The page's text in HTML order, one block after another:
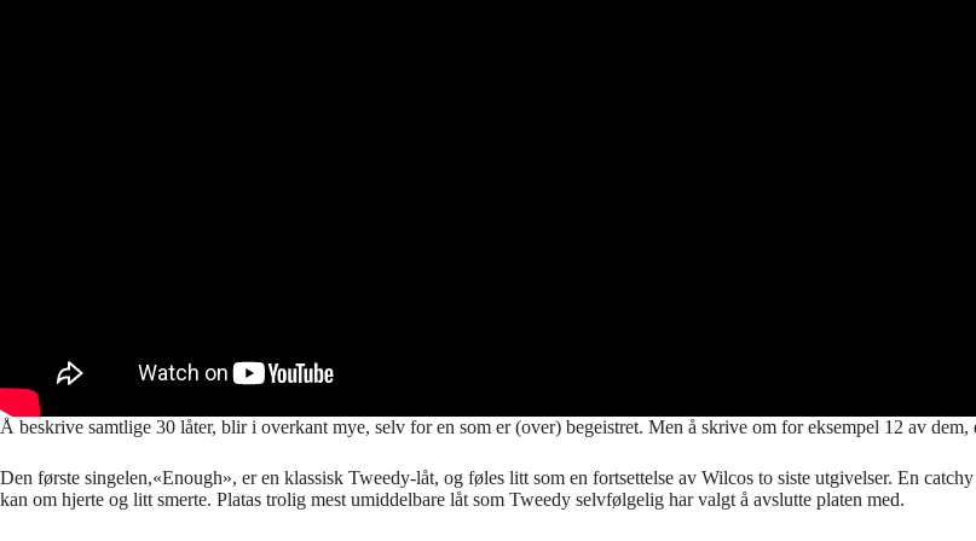
Å beskrive samtlige 30 låter, blir i overkant mye, selv for en som er (over) begeistret. Men å skrive om for eksempel 12 av
Den første singelen,«Enough», er en klassisk Tweedy-låt, og føles litt som en fortsettelse av Wilcos to siste utgivelser. En
kan om hjerte og litt smerte. Platas trolig mest umiddelbare låt som Tweedy selvfølgelig har valgt å avslutte platen med.